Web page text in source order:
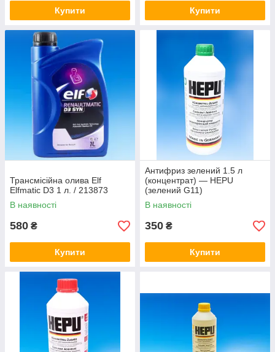
Купити Купити
Трансмісійна олива Elf
Elfmatic D3 1 л. / 213873
В наявності
580 ₴
Купити
Антифриз зелений 1.5 л
(концентрат) — HEPU
(зелений G11)
В наявності
350 ₴
Купити